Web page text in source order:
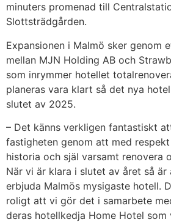
minuters promenad till
Slottsträdgården.
Expansionen i Malmö sker genom
mellan MJN Holding AB och
som inrymmer hotellet
planeras vara klart så det nya
slutet av 2025.
– Det känns verkligen fantastiskt
fastigheten genom att med
historia och själ varsamt renovera
När vi är klara i slutet av året så
erbjuda Malmös mysigaste hotell.
roligt att vi gör det i samarbete
deras hotellkedja Home Hotel